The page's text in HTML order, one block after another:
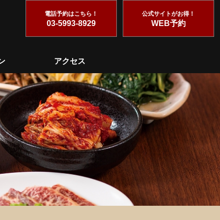
電話予約はこちら！
03-5993-8929
公式サイトがお得！
WEB予約
アクセス